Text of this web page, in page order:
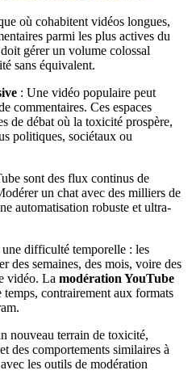
où cohabitent vidéos longues,
parmi les plus actives du
doit gérer un volume colossal
sans équivalent.
: Une vidéo populaire peut
commentaires. Ces espaces
de débat où la toxicité prospère,
politiques, sociétaux ou
sont des flux continus de
un chat avec des milliers de
automatisation robuste et ultra-
une difficulté temporelle : les
des semaines, des mois, voire des
vidéo. La modération YouTube
contrairement aux formats
nouveau terrain de toxicité,
des comportements similaires à
les outils de modération